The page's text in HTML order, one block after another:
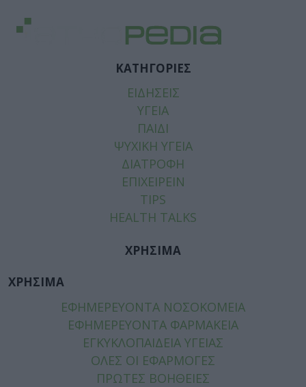
ΚΑΤΗΓΟΡΙΕΣ
ΕΙΔΗΣΕΙΣ
ΥΓΕΙΑ
ΠΑΙΔΙ
ΨΥΧΙΚΗ ΥΓΕΙΑ
ΔΙΑΤΡΟΦΗ
ΕΠΙΧΕΙΡΕΙΝ
TIPS
HEALTH TALKS
ΧΡΗΣΙΜΑ
ΧΡΗΣΙΜΑ
ΕΦΗΜΕΡΕΥΟΝΤΑ ΝΟΣΟΚΟΜΕΙΑ
ΕΦΗΜΕΡΕΥΟΝΤΑ ΦΑΡΜΑΚΕΙΑ
ΕΓΚΥΚΛΟΠΑΙΔΕΙΑ ΥΓΕΙΑΣ
ΟΛΕΣ ΟΙ ΕΦΑΡΜΟΓΕΣ
ΠΡΩΤΕΣ ΒΟΗΘΕΙΕΣ